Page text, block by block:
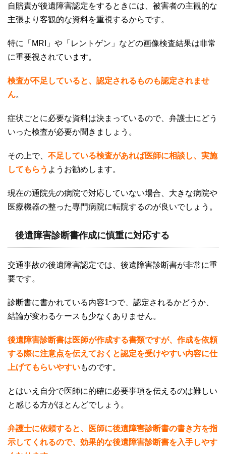
自賠責が後遺障害認定をするときには、被害者の主観的な
主張より客観的な資料を重視するからです。
特に「 MRI 」や「レントゲン」などの画像検査結果は非常
に重要視されています。
検査が不足していると、認定されるものも認定されませ
ん。
症状ごとに必要な資料は決まっているので、弁護士にどう
いった検査が必要か聞きましょう。
その上で、 不足している検査があれば医師に相談し、実施
してもらう ようお勧めします。
現在の通院先の病院で対応していない場合、大きな病院や
医療機器の整った専門病院に転院するのが良いでしょう。
後遺障害診断書作成に慎重に対応する
交通事故の後遺障害認定では、後遺障害診断書が非常に重
要です。
診断書に書かれている内容1つで、認定されるかどうか、
結論が変わるケースも少なくありません。
後遺障害診断書は医師が作成する書類ですが、作成を依頼
する際に注意点を伝えておくと認定を受けやすい内容に仕
上げてもらいやすいものです。
とはいえ自分で医師に的確に必要事項を伝えるのは難しい
と感じる方がほとんどでしょう。
弁護士に依頼すると、医師に後遺障害診断書の書き方を指
示してくれるので、効果的な後遺障害診断書を入手しやす